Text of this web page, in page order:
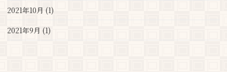
2021年10月 (1)
2021年9月 (1)